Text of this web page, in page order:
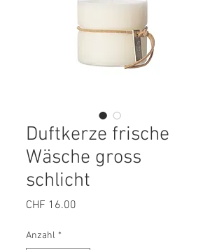
Duftkerze frische
Wäsche gross
schlicht
CHF 16.00
Anzahl *